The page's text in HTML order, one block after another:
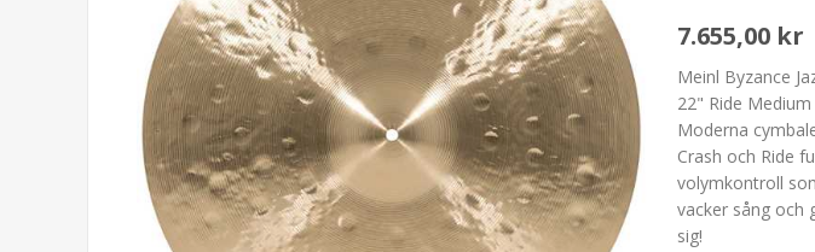
7.655,00 kr
Meinl Byzance
22" Ride
Moderna
Crash och Ride
volymkontroll
vacker sång och
sig!